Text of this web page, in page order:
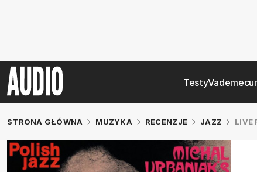
Testy
STRONA GŁÓWNA MUZYKA RECENZJE JAZZ LIVE